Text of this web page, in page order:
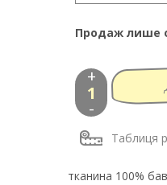
Продаж лише
-
+
Таблиця
тканина 100%